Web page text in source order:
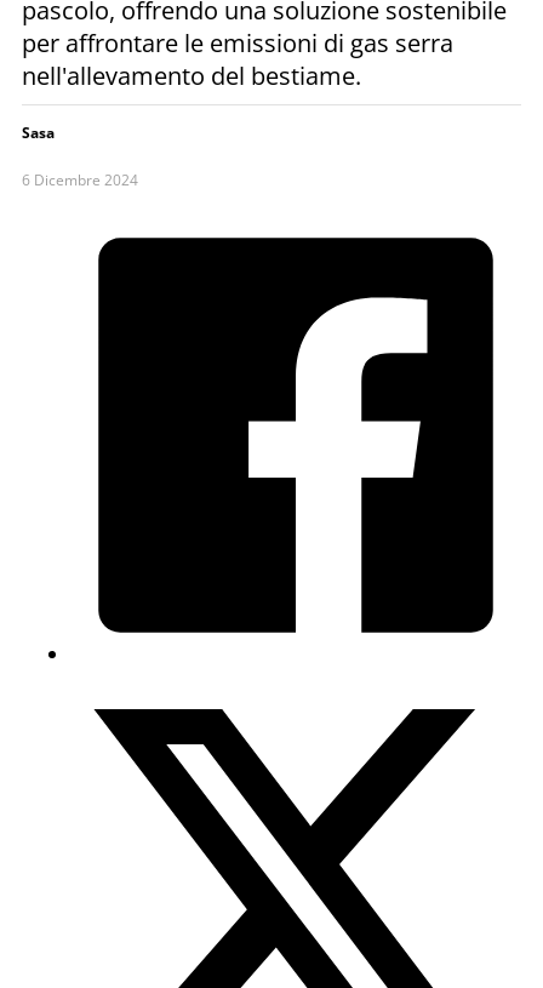
pascolo, offrendo una soluzione sostenibile
per affrontare le emissioni di gas serra
nell'allevamento del bestiame.
Sasa
6 Dicembre 2024